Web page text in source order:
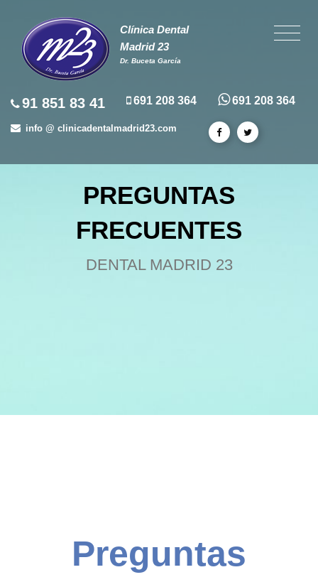
Clínica Dental
Madrid 23
Dr. Buceta García
91 851 83 41 691 208 364 691 208 364
info @ clinicadentalmadrid23.com
PREGUNTAS
FRECUENTES
DENTAL MADRID 23
Preguntas